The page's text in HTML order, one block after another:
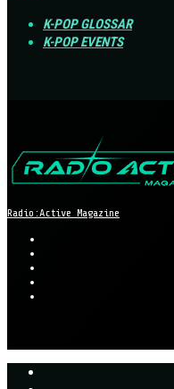
K-POP GLOSSAR
K-POP EVENTS
Radio:Active Magazine